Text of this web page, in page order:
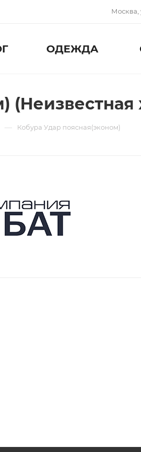
Москва,
ОДЕЖДА
(Неизвестная
— Кобура Удар поясная(эконом)